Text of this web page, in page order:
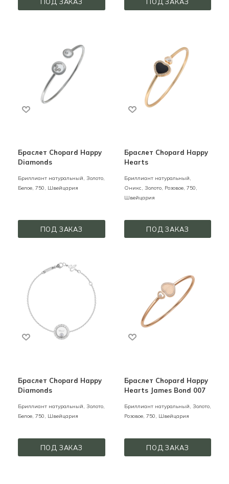
Браслет Chopard Happy
Diamonds
Бриллиант натуральный, Золото,
Белое, 750, Швейцария
ПОД ЗАКАЗ
Браслет Chopard Happy
Hearts
Бриллиант натуральный,
Оникс, Золото, Розовое, 750,
Швейцария
ПОД ЗАКАЗ
Браслет Chopard Happy
Diamonds
Бриллиант натуральный, Золото,
Белое, 750, Швейцария
ПОД ЗАКАЗ
Браслет Chopard Happy
Hearts James Bond 007
Бриллиант натуральный, Золото,
Розовое, 750, Швейцария
ПОД ЗАКАЗ